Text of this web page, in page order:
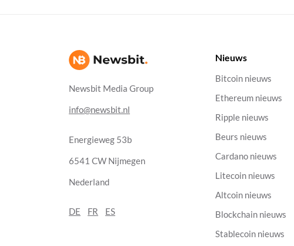
Newsbit Media Group
info@newsbit.nl
Energieweg 53b
6541 CW Nijmegen
Nederland
DE FR ES
Nieuws
Bitcoin nieuws
Ethereum nieuws
Ripple nieuws
Beurs nieuws
Cardano nieuws
Litecoin nieuws
Altcoin nieuws
Blockchain nieuws
Stablecoin nieuws